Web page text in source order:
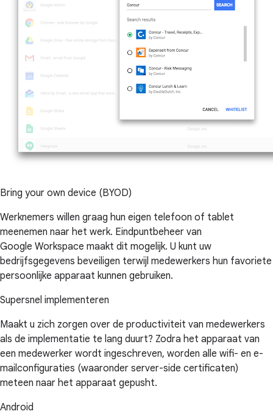
Bring your own device (BYOD)
Werknemers willen graag hun eigen telefoon of tablet
meenemen naar het werk. Eindpuntbeheer van
Google Workspace maakt dit mogelijk. U kunt uw
bedrijfsgegevens beveiligen terwijl medewerkers hun favoriete
persoonlijke apparaat kunnen gebruiken.
Supersnel implementeren
Maakt u zich zorgen over de productiviteit van medewerkers
als de implementatie te lang duurt? Zodra het apparaat van
een medewerker wordt ingeschreven, worden alle wifi- en e-
mailconfiguraties (waaronder server-side certificaten)
meteen naar het apparaat gepusht.
Android